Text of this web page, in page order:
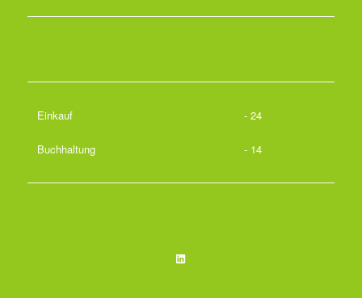
Einkauf - 24
Buchhaltung - 14
LinkedIn